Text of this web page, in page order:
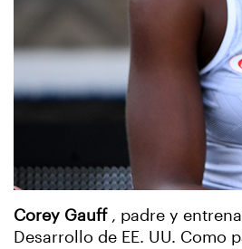
Corey Gauff , padre y
Desarrollo de EE. UU. Como